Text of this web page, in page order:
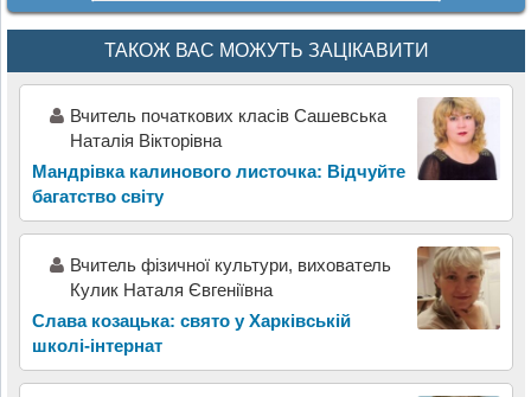
ТАКОЖ ВАС МОЖУТЬ ЗАЦІКАВИТИ
Вчитель початкових класів Сашевська
Наталія Вікторівна
Мандрівка калинового листочка: Відчуйте
багатство світу
Вчитель фізичної культури, вихователь
Кулик Наталя Євгеніївна
Слава козацька: свято у Харківській
школі-інтернат